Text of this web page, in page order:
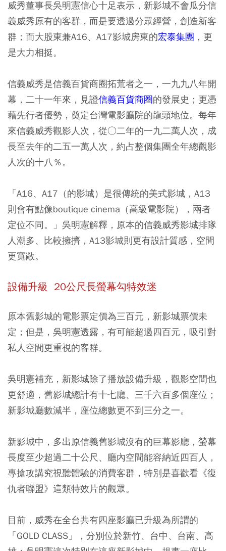
威秀董事長吳明憲信心十足表示，新影城不會瓜分信
義威秀原有的客群，而是要透過分眾經營，創造新客
群；而大股東兼A16、A17影城房東的宏泰集團 ，更
是大力相挺。
信義威秀是信義百貨商圈拓荒者之一，一九九八年開
幕，二十一年來，見證信義百貨商圈的發展史；更憑
藉先行者優勢，奠定台灣電影廳院的龍頭地位。每年
來信義威秀觀影人次，從○二年的一九二萬人次，成
長至去年的二五一萬人次，約占整個集團全年總觀影
人次的十八％。
「A16、A17（的影城）是很傳統的美式影城，A13
則會有點像boutique cinema（高級電影院），兩者
定位不同。」吳明憲解釋，原本的信義威秀影城排隊
人潮多、比較擁擠，A13影城則更有設計質感，空間
更寬敞。
設備升級 20公尺長螢幕勾特效迷
原本舊影城的電影票定價為三百元，新影城票價未
定；但是，吳明憲透露，有可能超過四百元，吸引對
私人空間更重視的客群。
吳明憲補充，新影城除了播放設備升級，觀影空間也
更舒適，舊影城總計有十七廳、三千六百多個座位；
新影城廳數減半，座位總數更不到三分之一。
新影城中，多出原信義舊影城沒有的巨幕影廳，螢幕
長度至少超過二十公尺、廳內空間能容納近四百人，
專搶攻講究視聽體驗的消費客群，特別是喜歡看《復
仇者聯盟》這類特效片的觀眾。
目前，威秀在全台共有四座影廳已升級為所謂的
「GOLD CLASS」，分別位於新竹、台中、台南、高